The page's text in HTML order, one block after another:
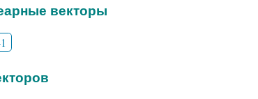
векторы